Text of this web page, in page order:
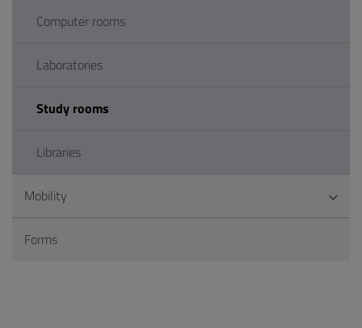
Computer rooms
Laboratories
Study rooms
Libraries
Mobility
Forms